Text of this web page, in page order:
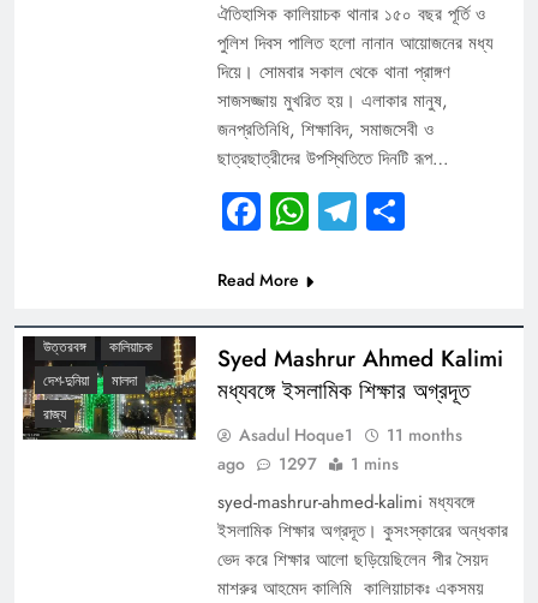
ঐতিহাসিক কালিয়াচক থানার ১৫০ বছর পূর্তি ও
পুলিশ দিবস পালিত হলো নানান আয়োজনের মধ্য
দিয়ে। সোমবার সকাল থেকে থানা প্রাঙ্গণ
সাজসজ্জায় মুখরিত হয়। এলাকার মানুষ,
জনপ্রতিনিধি, শিক্ষাবিদ, সমাজসেবী ও
ছাত্রছাত্রীদের উপস্থিতিতে দিনটি রূপ…
Facebook
WhatsApp
Telegram
Share
Read More
উত্তরবঙ্গ
কালিয়াচক
দেশ-দুনিয়া
মালদা
রাজ্য
Syed Mashrur Ahmed Kalimi
মধ্যবঙ্গে ইসলামিক শিক্ষার অগ্রদূত
Asadul Hoque1
11 months
ago
1297 1 mins
syed-mashrur-ahmed-kalimi মধ্যবঙ্গে
ইসলামিক শিক্ষার অগ্রদূত। কুসংস্কারের অন্ধকার
ভেদ করে শিক্ষার আলো ছড়িয়েছিলেন পীর সৈয়দ
মাশরুর আহমেদ কালিমি কালিয়াচাকঃ একসময়